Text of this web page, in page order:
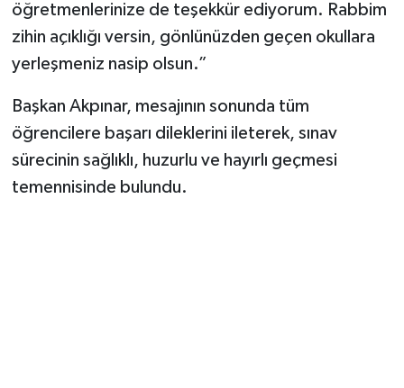
öğretmenlerinize de teşekkür ediyorum. Rabbim
zihin açıklığı versin, gönlünüzden geçen okullara
yerleşmeniz nasip olsun.”
Başkan Akpınar, mesajının sonunda tüm
öğrencilere başarı dileklerini ileterek, sınav
sürecinin sağlıklı, huzurlu ve hayırlı geçmesi
temennisinde bulundu.